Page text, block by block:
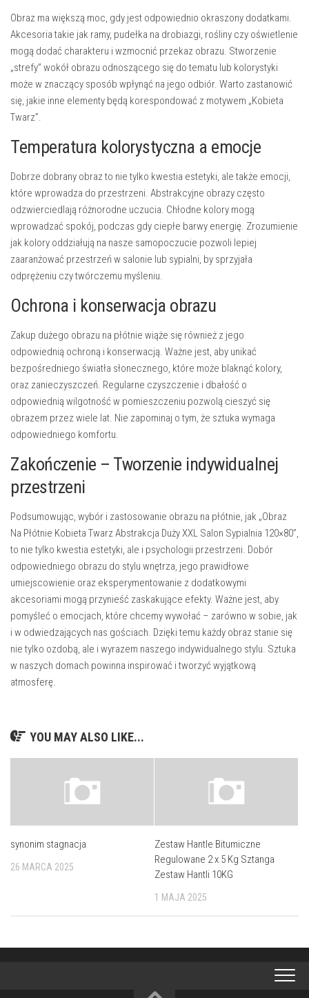
Obraz ma większą moc, gdy jest odpowiednio okraszony dodatkami.
Akcesoria takie jak ramy, pudełka na drobiazgi, rośliny czy oświetlenie
mogą dodać charakteru i wzmocnić przekaz obrazu. Stworzenie
„strefy” wokół obrazu odnoszącego się do tematu lub kolorystyki
może w znaczący sposób wpłynąć na jego odbiór. Warto zastanowić
się, jakie inne elementy będą korespondować z motywem „Kobieta
Twarz”.
Temperatura kolorystyczna a emocje
Dobrze dobrany obraz to nie tylko kwestia estetyki, ale także emocji,
które wprowadza do przestrzeni. Abstrakcyjne obrazy często
odzwierciedlają różnorodne uczucia. Chłodne kolory mogą
wprowadzać spokój, podczas gdy ciepłe barwy energię. Zrozumienie
jak kolory oddziałują na nasze samopoczucie pozwoli lepiej
zaaranżować przestrzeń w salonie lub sypialni, by sprzyjała
odprężeniu czy twórczemu myśleniu.
Ochrona i konserwacja obrazu
Zakup dużego obrazu na płótnie wiąże się również z jego
odpowiednią ochroną i konserwacją. Ważne jest, aby unikać
bezpośredniego światła słonecznego, które może blaknąć kolory,
oraz zanieczyszczeń. Regularne czyszczenie i dbałość o
odpowiednią wilgotność w pomieszczeniu pozwolą cieszyć się
obrazem przez wiele lat. Nie zapominaj o tym, że sztuka wymaga
odpowiedniego komfortu.
Zakończenie – Tworzenie indywidualnej
przestrzeni
Podsumowując, wybór i zastosowanie obrazu na płótnie, jak „Obraz
Na Płótnie Kobieta Twarz Abstrakcja Duży XXL Salon Sypialnia 120×80”,
to nie tylko kwestia estetyki, ale i psychologii przestrzeni. Dobór
odpowiedniego obrazu do stylu wnętrza, jego prawidłowe
umiejscowienie oraz eksperymentowanie z dodatkowymi
akcesoriami mogą przynieść zaskakujące efekty. Ważne jest, aby
pomyśleć o emocjach, które chcemy wywołać – zarówno w sobie, jak
i w odwiedzających nas gościach. Dzięki temu każdy obraz stanie się
nie tylko ozdobą, ale i wyrazem naszego indywidualnego stylu. Sztuka
w naszych domach powinna inspirować i tworzyć wyjątkową
atmosferę.
YOU MAY ALSO LIKE...
synonim stagnacja
26 MARCA 2025
Zestaw Hantle Bitumiczne
Regulowane 2 x 5 Kg Sztanga
Zestaw Hantli 10KG
1 MAJA 2025